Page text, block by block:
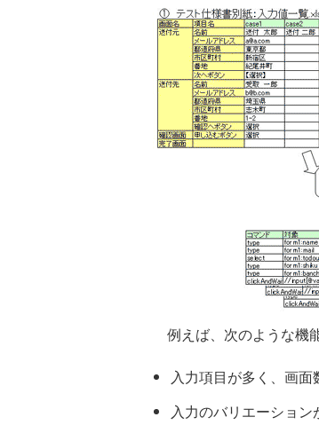
例えば、次のような機
入力項目が多く、画面
入力のバリエーション